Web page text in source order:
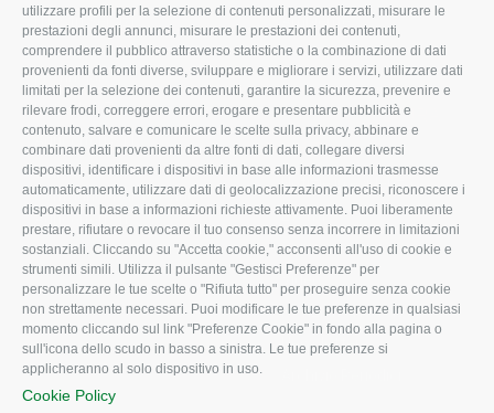
utilizzare profili per la selezione di contenuti personalizzati, misurare le
prestazioni degli annunci, misurare le prestazioni dei contenuti,
comprendere il pubblico attraverso statistiche o la combinazione di dati
provenienti da fonti diverse, sviluppare e migliorare i servizi, utilizzare dati
limitati per la selezione dei contenuti, garantire la sicurezza, prevenire e
rilevare frodi, correggere errori, erogare e presentare pubblicità e
contenuto, salvare e comunicare le scelte sulla privacy, abbinare e
combinare dati provenienti da altre fonti di dati, collegare diversi
dispositivi, identificare i dispositivi in base alle informazioni trasmesse
automaticamente, utilizzare dati di geolocalizzazione precisi, riconoscere i
dispositivi in base a informazioni richieste attivamente. Puoi liberamente
prestare, rifiutare o revocare il tuo consenso senza incorrere in limitazioni
sostanziali. Cliccando su "Accetta cookie," acconsenti all'uso di cookie e
strumenti simili. Utilizza il pulsante "Gestisci Preferenze" per
personalizzare le tue scelte o "Rifiuta tutto" per proseguire senza cookie
non strettamente necessari. Puoi modificare le tue preferenze in qualsiasi
momento cliccando sul link "Preferenze Cookie" in fondo alla pagina o
sull'icona dello scudo in basso a sinistra. Le tue preferenze si
applicheranno al solo dispositivo in uso.
Cookie Policy
I Nostri Servizi
Uffici della Sede
provinciale
Le Sedi di Zona
Agricoltori S.r.l.
Whistleblowing
Confagricoltura Rovigo e
Agricoltori srl
Ambiente
Associazione
CONFAGRICOLTURA
ATTIVA
Notizie in evidenza
Eventi
Comunicati Stampa
Video
Iscrizione Newsletter
Newsletter